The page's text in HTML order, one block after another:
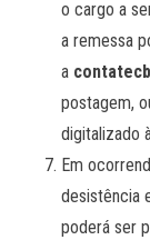
o cargo a
a remessa
a
postagem,
digitalizado
Em
desistência
poderá ser